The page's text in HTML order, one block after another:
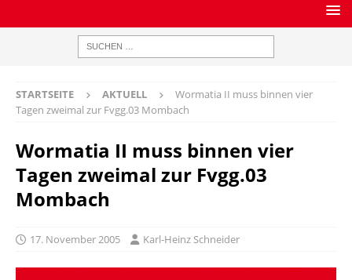
STARTSEITE AKTUELL
Wormatia II muss binnen vier
Tagen zweimal zur Fvgg.03 Mombach
Wormatia II muss binnen vier
Tagen zweimal zur Fvgg.03
Mombach
17. November 2005 Karl-Heinz Schneider